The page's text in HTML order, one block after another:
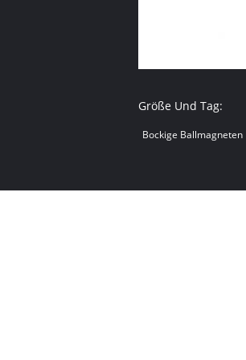
Größe Und Tag:
Bockige Ballmagneten